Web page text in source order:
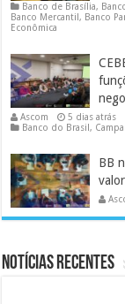
Banco de Brasília,
Banco Mercantil, Banco
Econômica
Ascom
5 dias atrás
Banco do Brasil,
BB
Notícias Recentes